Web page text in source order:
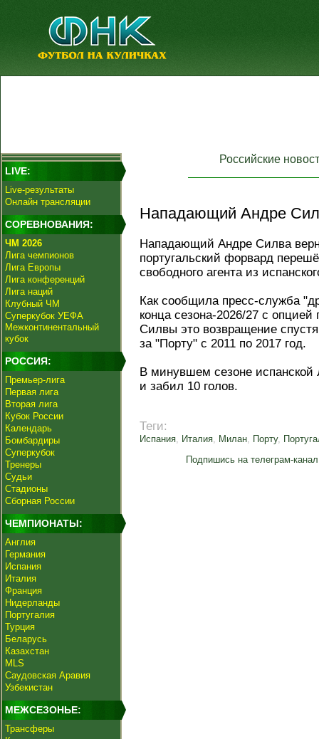
LIVE:
Live-результаты
Онлайн трансляции
СОРЕВНОВАНИЯ:
ЧМ 2026
Лига чемпионов
Лига Европы
Лига конференций
Лига наций
Клубный ЧМ
Суперкубок УЕФА
Межконтинентальный
кубок
РОССИЯ:
Премьер-лига
Первая лига
Вторая лига
Кубок России
Календарь
Бомбардиры
Суперкубок
Тренеры
Судьи
Стадионы
Сборная России
ЧЕМПИОНАТЫ:
Англия
Германия
Испания
Италия
Франция
Нидерланды
Португалия
Турция
Беларусь
Казахстан
MLS
Саудовская Аравия
Узбекистан
МЕЖСЕЗОНЬЕ:
Трансферы
Российские
Нападающий Андре
Нападающий Андре Силва
португальский форвард
свободного агента из
Как сообщила пресс-служба
конца сезона-2026/27 с
Силвы это возвращение
за "Порту" с 2011 по 2017 год.
В минувшем сезоне
и забил 10 голов.
Теги:
Испания, Италия, Милан, Порту,
Подпишись на телеграм-